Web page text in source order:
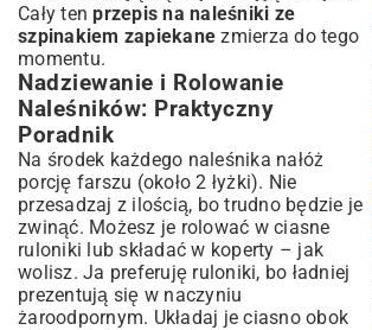
Cały tenprzepis na naleśniki ze
szpinakiem zapiekane zmierza do tego
momentu.
Nadziewanie i Rolowanie
Naleśników: Praktyczny
Poradnik
Na środek każdego naleśnika nałóż
porcję farszu (około 2 łyżki). Nie
przesadzaj z ilością, bo trudno będzie je
zwinąć. Możesz je rolować w ciasne
ruloniki lub składać w koperty – jak
wolisz. Ja preferuję ruloniki, bo ładniej
prezentują się w naczyniu
żaroodpornym. Układaj je ciasno obok